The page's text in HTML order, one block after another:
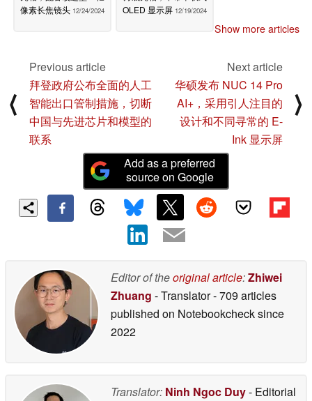
像素长焦镜头 12/24/2024
OLED 显示屏 12/19/2024
Show more articles
⟨
Previous article
拜登政府公布全面的人工
智能出口管制措施，切断
中国与先进芯片和模型的
联系
Next article
华硕发布 NUC 14 Pro
AI+，采用引人注目的
设计和不同寻常的 E-
Ink 显示屏
⟩
Add as a preferred
source on Google
Editor of theoriginal article:Zhiwei
Zhuang - Translator- 709 articles
published on Notebookchecksince
2022
Translator: Ninh Ngoc Duy- Editorial